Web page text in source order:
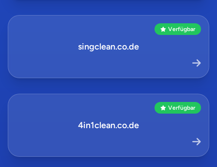
Verfügbar
singclean.co.de
Verfügbar
4in1clean.co.de